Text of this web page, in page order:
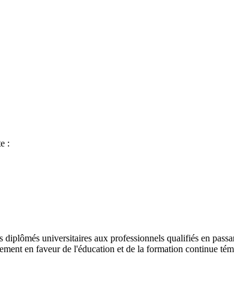
:
universitaires aux professionnels qualifiés en
en faveur de l'éducation et de la formation continue